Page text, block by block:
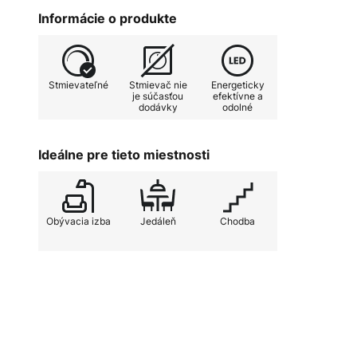
prispieva k uvedomelému
súčasťou dodávky, jas svietidla
nastaviť pomocou externého
atmosféru. Moderný štýl
modernými koncepciami
akcenty, ktoré podčiarkujú
svietidla Melli SD LED ideálnu
Informácie o produkte
Stmievateľné
Stmievač nie
je súčasťou
dodávky
Energeticky
efektívne a
odolné
Ideálne pre tieto miestnosti
Obývacia izba Jedáleň Chodba